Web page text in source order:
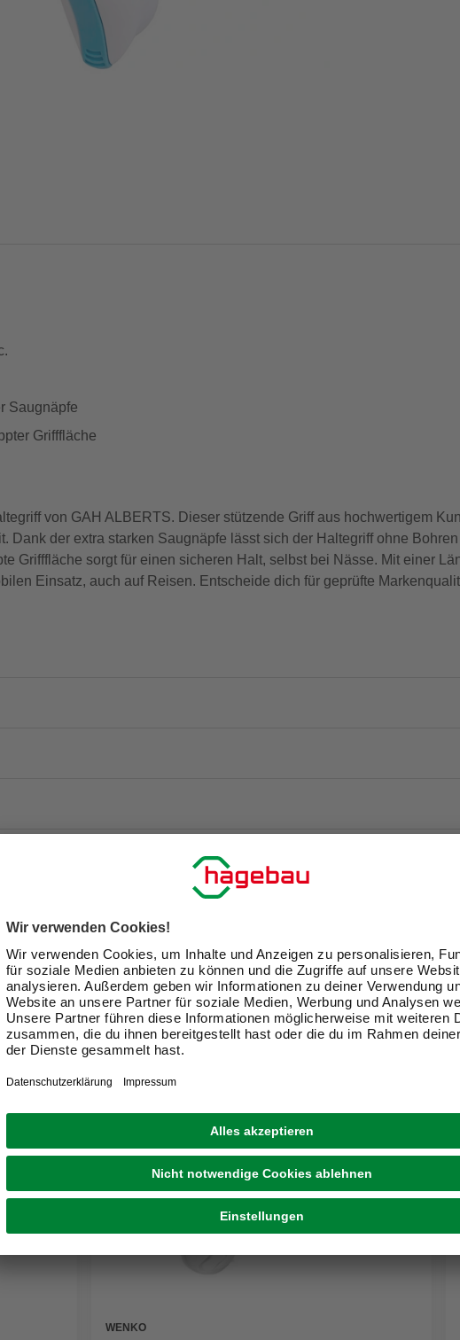
Saugnäpfe
Grifffläche
von GAH ALBERTS. Dieser stützende Griff aus hochwertigem
Dank der extra starken Saugnäpfe lässt sich der Haltegriff ohne
Grifffläche sorgt für einen sicheren Halt, selbst bei Nässe. Mit einer
Einsatz, auch auf Reisen. Entscheide dich für geprüfte
WENKO